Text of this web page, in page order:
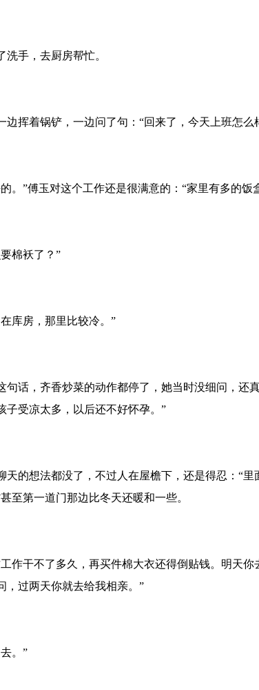
手，去厨房帮忙。
挥着锅铲，一边问了句：“回来了，今天上班怎么
。”傅玉对这个工作还是很满意的：“家里有多的饭
棉袄了？”
库房，那里比较冷。”
话，齐香炒菜的动作都停了，她当时没细问，还
子受凉太多，以后还不好怀孕。”
的想法都没了，不过人在屋檐下，还是得忍：“
至第一道门那边比冬天还暖和一些。
作干不了多久，再买件棉大衣还得倒贴钱。明天
，过两天你就去给我相亲。”
。”